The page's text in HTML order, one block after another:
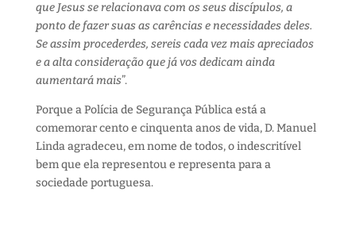
que Jesus se relacionava com os seus discípulos, a
ponto de fazer suas as carências e necessidades deles.
Se assim procederdes, sereis cada vez mais apreciados
e a alta consideração que já vos dedicam ainda
aumentará mais”.
Porque a Polícia de Segurança Pública está a
comemorar cento e cinquenta anos de vida, D. Manuel
Linda agradeceu, em nome de todos, o indescritível
bem que ela representou e representa para a
sociedade portuguesa.